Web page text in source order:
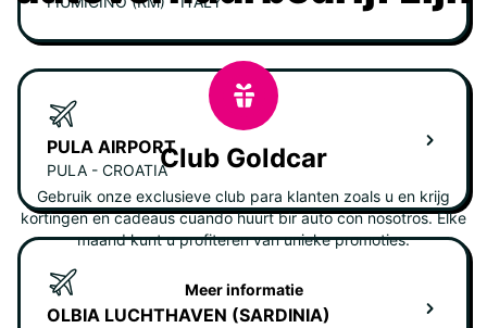
PULA AIRPORT
PULA - CROATIA
OLBIA LUCHTHAVEN (SARDINIA)
Club Goldcar
Gebruik onze exclusieve club para klanten zoals u en krijg
kortingen en cadeaus cuando huurt bir auto con nosotros. Elke
maand kunt u profiteren van unieke promoties.
Meer informatie